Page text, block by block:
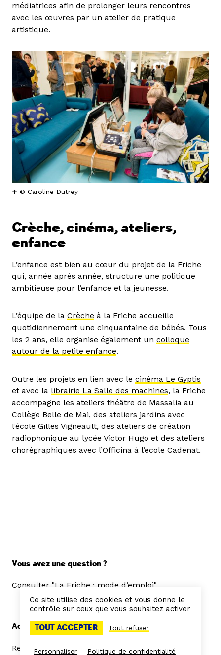
médiatrices afin de prolonger leurs rencontres
avec les œuvres par un atelier de pratique
artistique.
© Caroline Dutrey
Crèche, cinéma, ateliers,
enfance
L’enfance est bien au cœur du projet de la Friche
qui, année après année, structure une politique
ambitieuse pour l’enfance et la jeunesse.
L’équipe de la Crèche à la Friche accueille
quotidiennement une cinquantaine de bébés. Tous
les 2 ans, elle organise également un colloque
autour de la petite enfance.
Outre les projets en lien avec le cinéma Le Gyptis
et avec la librairie La Salle des machines, la Friche
accompagne les ateliers théâtre de Massalia au
Collège Belle de Mai, des ateliers jardins avec
l’école Gilles Vigneault, des ateliers de création
radiophonique au lycée Victor Hugo et des ateliers
chorégraphiques avec l’Officina à l’école Cadenat.
Vous avez une question ?
Consulter "La Friche : mode d’emploi"
Accès directs
Restaurant Les Grandes Tables
Ce site utilise des cookies et vous donne le
contrôle sur ceux que vous souhaitez activer
TOUT ACCEPTER Tout refuser
Personnaliser Politique de confidentialité